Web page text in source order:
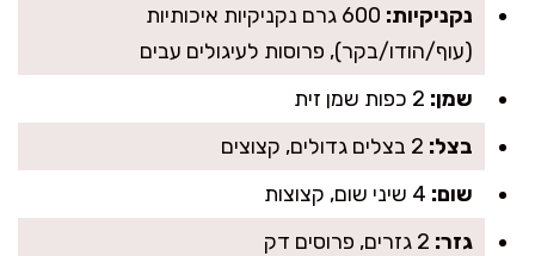
נקניקיות:
600 גרם נקניקיות איכותיות
(עוף/הודו/בקר), פרוסות לעיגולים עבים
שמן:
בצל:
שום:
גזר: